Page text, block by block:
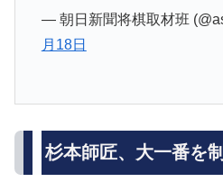
— 朝日新聞将棋取材班
月18日
杉本師匠、大一番を